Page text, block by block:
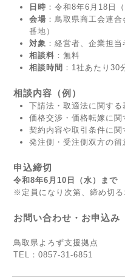
日時 ：令和8年6月18日
会場 ：鳥取県商工会連
番地）
対象 ：経営者、企業担当
相談料 ：無料
相談時間 ：1社あたり30
相談内容（例）
下請法・取適法に関する
価格交渉・価格転嫁に関
契約内容や取引条件に関
発注側・受注側双方の
申込締切
令和8年6月10日（水）まで
※定員になり次第、締め切る
お問い合わせ・お申込み
鳥取県よろず支援拠点
TEL：0857-31-6851